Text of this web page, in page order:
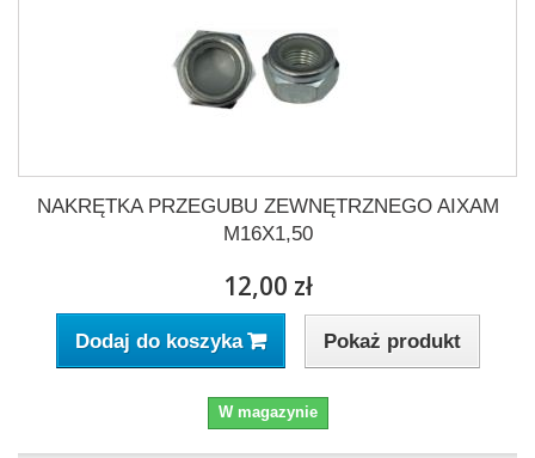
NAKRĘTKA PRZEGUBU ZEWNĘTRZNEGO AIXAM
M16X1,50
12,00 zł
Dodaj do koszyka Pokaż produkt
W magazynie